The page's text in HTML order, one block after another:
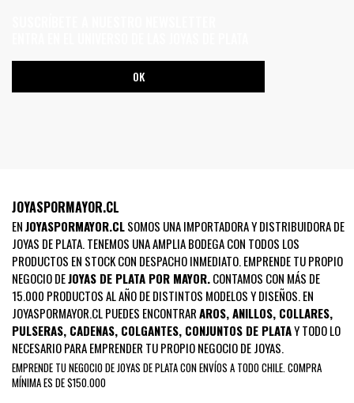
JOYASPORMAYOR.CL
ENJOYASPORMAYOR.CLSOMOS UNA IMPORTADORA Y DISTRIBUIDORA DE
JOYAS DE PLATA. TENEMOS UNA AMPLIA BODEGA CON TODOS LOS
PRODUCTOS EN STOCK CON DESPACHO INMEDIATO. EMPRENDE TU PROPIO
NEGOCIO DEJOYAS DE PLATA POR MAYOR.CONTAMOS CON MÁS DE
15.000 PRODUCTOS AL AÑO DE DISTINTOS MODELOS Y DISEÑOS. EN
JOYASPORMAYOR.CL PUEDES ENCONTRARAROS,ANILLOS, COLLARES,
PULSERAS, CADENAS, COLGANTES, CONJUNTOS DE PLATAY TODO LO
NECESARIO PARA EMPRENDER TU PROPIO NEGOCIO DE JOYAS.
EMPRENDE TU NEGOCIO DE JOYAS DE PLATA CON ENVÍOS A TODO CHILE. COMPRA
MÍNIMA ES DE $150.000